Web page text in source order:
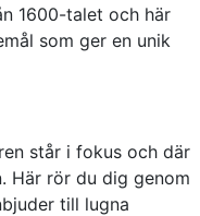
1600-talet och här
som ger en unik
står i fokus och där
Här rör du dig genom
till lugna